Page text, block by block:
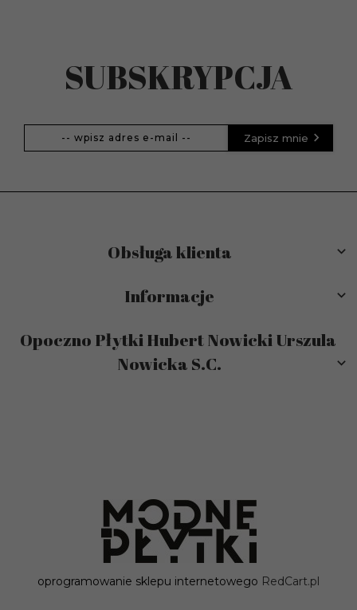
SUBSKRYPCJA
Zapisz mnie
Obsługa klienta
Informacje
Opoczno Płytki Hubert Nowicki Urszula
Nowicka S.C.
oprogramowanie sklepu internetowego RedCart.pl